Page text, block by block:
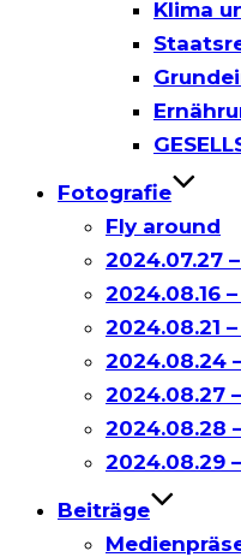
Klima
Fotografie
Fly around
2024.07.27
2024.08.16
2024.08.21
2024.08.24
2024.08.27
2024.08.28
2024.08.29
Beiträge